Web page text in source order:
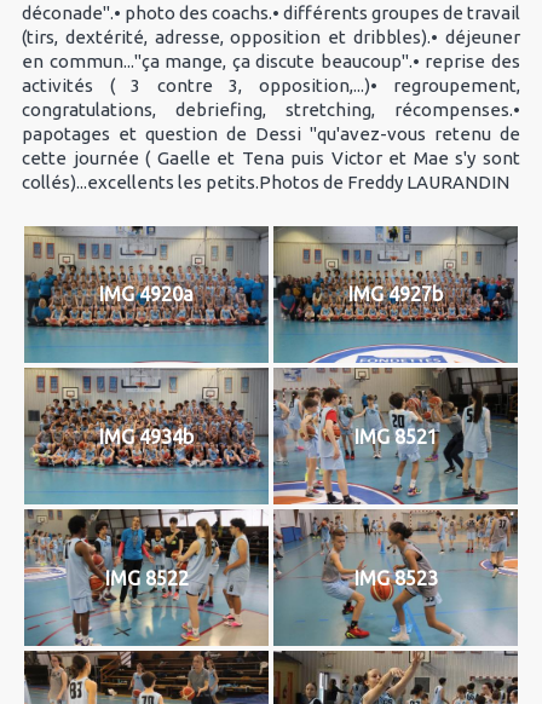
déconade".•⁠ ⁠photo des coachs.•⁠ ⁠différents groupes de travail
(tirs, dextérité, adresse, opposition et dribbles).•⁠ ⁠déjeuner
en commun..."ça mange, ça discute beaucoup".•⁠ ⁠reprise des
activités ( 3 contre 3, opposition,...)•⁠ ⁠regroupement,
congratulations, debriefing, stretching, récompenses.•⁠
⁠papotages et question de Dessi "qu'avez-vous retenu de
cette journée ( Gaelle et Tena puis Victor et Mae s'y sont
collés)...excellents les petits.Photos de Freddy LAURANDIN
IMG 4920a IMG 4927b
IMG 4934b IMG 8521
IMG 8522 IMG 8523